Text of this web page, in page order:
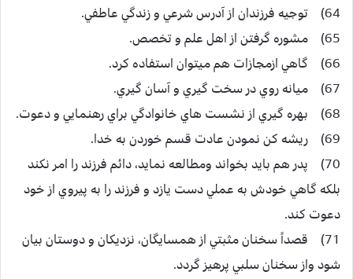
64) توجيه فرزندان از آدرس شرعي و زندگي عاطفي.
65) مشوره گرفتن از اهل علم و تخصص.
66) گاهي ازمجازات هم ميتوان استفاده كرد.
67) ميانه روي در سخت گيري و آسان گيري.
68) بهره گيري از نشست هاي خانوادگي براي رهنمايي و دعوت.
69) ريشه كن نمودن عادت قسم خوردن به خدا.
70) پدر هم بايد بخواند ومطالعه نمايد، دائم فرزند را امر نكند
بلكه گاهي خودش به عملي دست يازد و فرزند را به پيروي از خود
دعوت كند.
71) قصداً سخنان مثبتي از همسايگان، نزديكان و دوستان بيان
شود واز سخنان سلبي پرهيز گردد.